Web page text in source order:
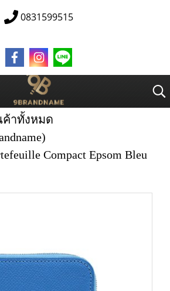
0831599515
ค้าทั้งหมด
Compact Epsom Bleu